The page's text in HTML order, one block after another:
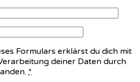
Formulars erklärst du dich mit
deiner Daten durch
*